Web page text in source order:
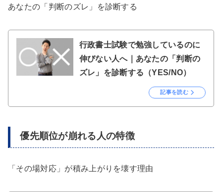
あなたの「判断のズレ」を診断する
行政書士試験で勉強しているのに
伸びない人へ｜あなたの「判断の
ズレ」を診断する（YES/NO）
記事を読む
優先順位が崩れる人の特徴
「その場対応」が積み上がりを壊す理由